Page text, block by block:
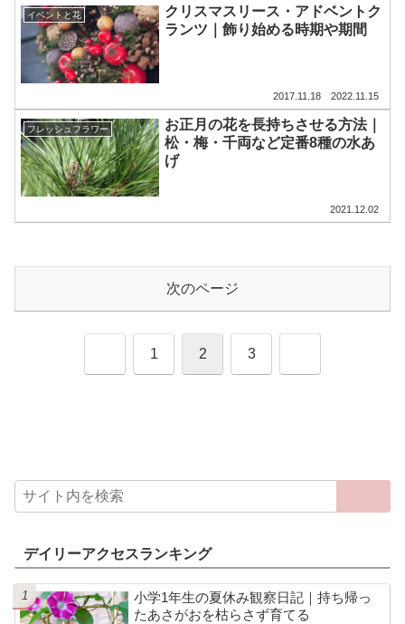
イベントと花
クリスマスリース・アドベントク
ランツ｜飾り始める時期や期間
2017.11.18 2022.11.15
フレッシュフラワー
お正月の花を長持ちさせる方法｜
松・梅・千両など定番8種の水あ
げ
2021.12.02
次のページ
1 2 3
デイリーアクセスランキング
小学1年生の夏休み観察日記｜持ち帰っ
たあさがおを枯らさず育てる